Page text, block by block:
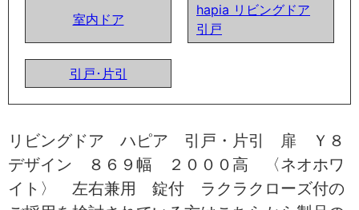
室内ドア
hapia リビングドア
引戸
引戸･片引
リビングドア ハピア 引戸・片引 扉 Ｙ８
デザイン ８６９幅 ２０００高 〈ネオホワ
イト〉 左右兼用 錠付 ラクラクローズ付の